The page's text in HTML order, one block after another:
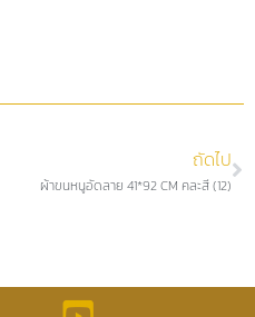
ถัดไป
ผ้าขนหนูอัดลาย 41*92 CM คละสี (12)